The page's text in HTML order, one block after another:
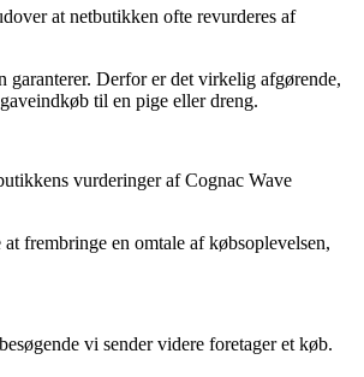
at netbutikken ofte revurderes af
Derfor er det virkelig afgørende,
til en pige eller dreng.
vurderinger af Cognac Wave
frembringe en omtale af købsoplevelsen,
vi sender videre foretager et køb.